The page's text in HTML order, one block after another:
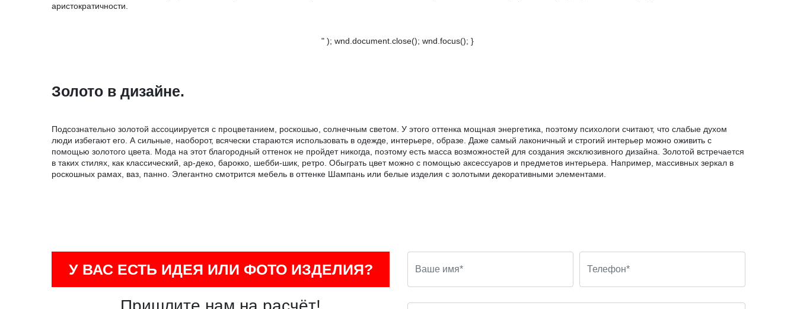
аристократичности.
" ); wnd.document.close(); wnd.focus(); }
Золото в дизайне.
Подсознательно золотой ассоциируется с процветанием, роскошью, солнечным светом. У этого оттенка мощная энергетика, поэтому психологи считают, что слабые духом
люди избегают его. А сильные, наоборот, всячески стараются использовать в одежде, интерьере, образе. Даже самый лаконичный и строгий интерьер можно оживить с
помощью золотого цвета. Мода на этот благородный оттенок не пройдет никогда, поэтому есть масса возможностей для создания эксклюзивного дизайна. Золотой встречается
в таких стилях, как классический, ар-деко, барокко, шебби-шик, ретро. Обыграть цвет можно с помощью аксессуаров и предметов интерьера. Например, массивных зеркал в
роскошных рамах, ваз, панно. Элегантно смотрится мебель в оттенке Шампань или белые изделия с золотыми декоративными элементами.
У ВАС ЕСТЬ ИДЕЯ ИЛИ ФОТО ИЗДЕЛИЯ?